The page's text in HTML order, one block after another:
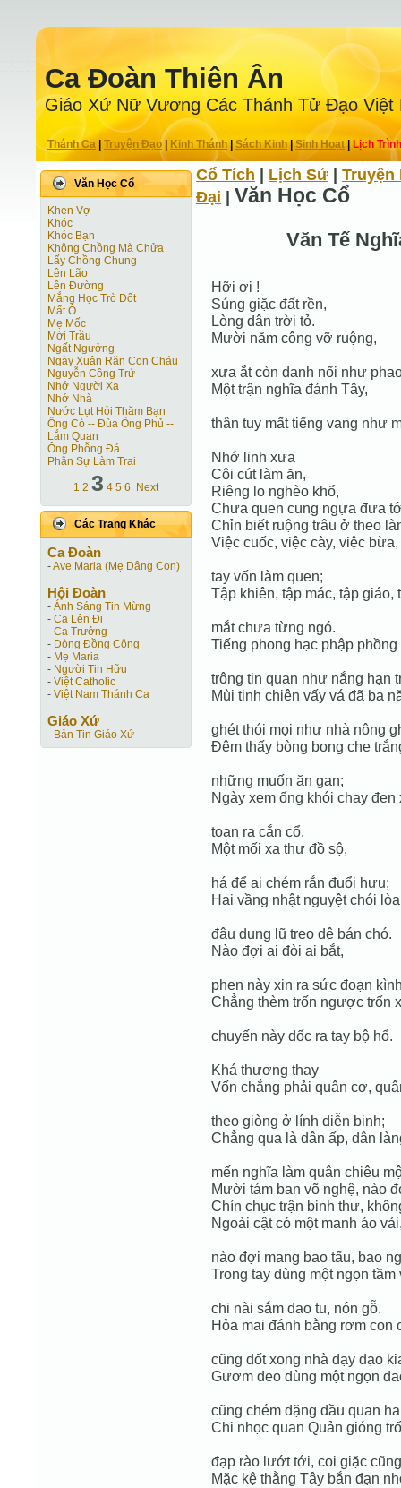
Ca Ðoàn Thiên Ân
Giáo Xứ Nữ Vương Các Thánh Tử Ðạo Việt
Thánh Ca Truyện Ðạo| Kinh Thánh Sách Kinh|Sinh Hoạt| Lịch Trình
Văn Học Cổ
Khen Vợ
Khóc
Khóc Bạn
Không Chồng Mà Chửa
Lấy Chồng Chung
Lên Lão
Lên Đường
Mắng Học Trò Dốt
Mất Ô
Mẹ Mốc
Mời Trầu
Ngất Ngưởng
Ngày Xuân Răn Con Cháu
Nguyễn Công Trứ
Nhớ Người Xa
Nhớ Nhà
Nước Lụt Hỏi Thăm Bạn
Ông Cò -- Đùa Ông Phủ --
Lắm Quan
Ông Phỗng Đá
Phận Sự Làm Trai
1 2 3 4 5 6 Next
Các Trang Khác
Ca Ðoàn
-Ave Maria (Mẹ Dâng Con)
Hội Ðoàn
- Ánh Sáng Tin Mừng
- Ca Lên Đi
- Ca Trưởng
- Dòng Đồng Công
- Mẹ Maria
- Người Tin Hữu
- Việt Catholic
- Việt Nam Thánh Ca
Giáo Xứ
- Bản Tin Giáo Xứ
Cổ Tích Lịch Sử
Truyện
Ðại
Văn Học Cổ
Văn Tế
Hỡi ơi !
Súng giặc đất rền,
Lòng dân trời tỏ.
Mười năm công vỡ ruộng,
xưa ắt còn danh nổi như
Một trận nghĩa đánh Tây,
thân tuy mất tiếng vang như
Nhớ linh xưa
Côi cút làm ăn,
Riêng lo nghèo khổ,
Chưa quen cung ngựa đưa
Chỉn biết ruộng trâu ở theo
Việc cuốc, việc cày, việc bừa,
tay vốn làm quen;
Tập khiên, tập mác, tập giáo,
mắt chưa từng ngó.
Tiếng phong hạc phập
trông tin quan như nắng hạn
Mùi tinh chiên vấy vá đã ba
ghét thói mọi như nhà nông
Đêm thấy bòng bong che
những muốn ăn gan;
Ngày xem ống khói chạy đen
toan ra cắn cổ.
Một mối xa thư đồ sộ,
há để ai chém rắn đuổi hưu;
Hai vầng nhật nguyệt chói
đâu dung lũ treo dê bán chó.
Nào đợi ai đòi ai bắt,
phen này xin ra sức đoạn
Chẳng thèm trốn ngược trốn
chuyến này dốc ra tay bộ hổ.
Khá thương thay
Vốn chẳng phải quân cơ,
theo giòng ở lính diễn binh;
Chẳng qua là dân ấp, dân
mến nghĩa làm quân chiêu
Mười tám ban võ nghệ, nào
Chín chục trận binh thư,
Ngoài cật có một manh áo
nào đợi mang bao tấu, bao
Trong tay dùng một ngọn tầm
chi nài sắm dao tu, nón gỗ.
Hỏa mai đánh bằng rơm con
cũng đốt xong nhà dạy đạo
Gươm đeo dùng một ngọn
cũng chém đặng đầu quan
Chi nhọc quan Quản gióng
đạp rào lướt tới, coi giặc
Mặc kệ thằng Tây bắn đạn